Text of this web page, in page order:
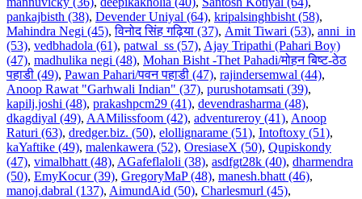
pankajbisth (38), Devender Uniyal (64), kripalsinghbisht (58),
Mahindra Negi (45),विनोद सिंह गढ़िया (37), Amit Tiwari (53), anni_in
(53), vedbhadola (61), patwal_ss (57), Ajay Tripathi (Pahari Boy)
(47), madhulika negi (48), Mohan Bisht -Thet Pahadi/मोहन बिष्ट-ठेठ
पहाडी (49), Pawan Pahari/पवन पहाडी (47), rajindersemwal (44),
Anoop Rawat "Garhwali Indian" (37), purushotamsati (39),
kapilj.joshi (48), prakashpcm29 (41), devendrasharma (48),
dkagdiyal (49), AAMilissfoom (42), adventureroy (41), Anoop
Raturi (63), dredger.biz. (50), elollignarame (51), Intoftoxy (51),
kaYaftike (49), malenkawera (52), OresiaseX (50), Qupiskondy
(47), vimalbhatt (48), AGafeflaloli (38), asdfgt28k (40), dharmendra
(50), EmyKocur (39), GregoryMaP (48), manesh.bhatt (46),
manoj.dabral (137), AimundAid (50), Charlesmurl (45),